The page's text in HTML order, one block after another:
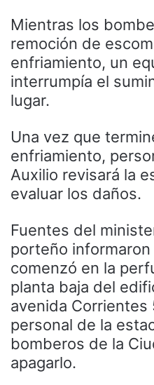
Mientras los
remoción de
enfriamiento, un
interrumpía el
lugar.
Una vez que
enfriamiento,
Auxilio revisará la
evaluar los daños.
Fuentes del
porteño
comenzó en la
planta baja del
avenida Corrientes
personal de la
bomberos de la
apagarlo.